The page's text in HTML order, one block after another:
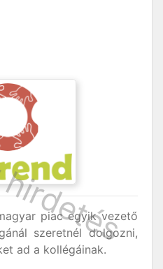
piac egyik vezető
szeretnél dolgozni,
ad a kollégáinak.